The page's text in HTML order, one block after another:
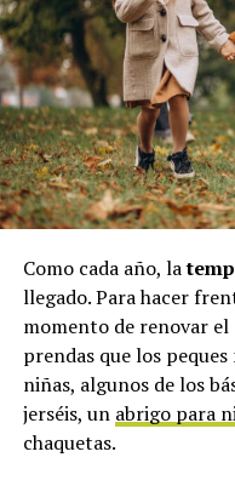
Como cada año, la
llegado. Para hacer
momento de renovar
prendas que los
niñas, algunos de los
jerséis, un abrigo para
chaquetas.